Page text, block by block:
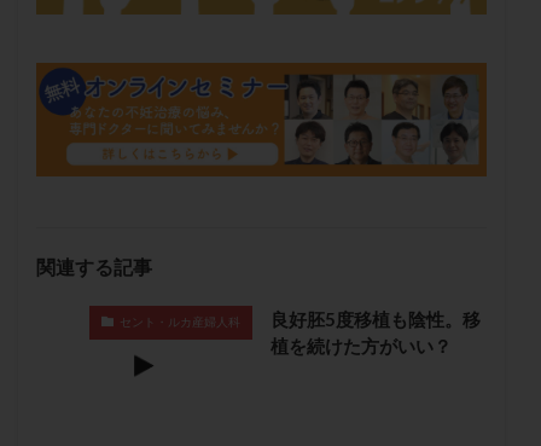
関連する記事
セント・ルカ産婦人科
良好胚5度移植も陰性。移
植を続けた方がいい？
培養士
変性卵
多嚢胞性卵巣症候群
多核受精
多精子授精
夫婦生活 奇形率
妊娠
妊娠リスク
妊娠初期 妊娠判定
妊娠検査薬
子宮内細菌叢検査
子宮内膜
子宮内膜ポリープ
子宮内膜受容能検査
子宮内膜炎